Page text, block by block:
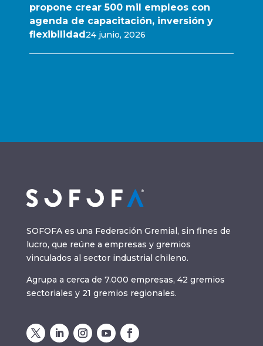
propone crear 500 mil empleos con
agenda de capacitación, inversión y
flexibilidad24 junio, 2026
SOFOFA es una Federación Gremial, sin fines de
lucro, que reúne a empresas y gremios
vinculados al sector industrial chileno.
Agrupa a cerca de 7.000 empresas, 42 gremios
sectoriales y 21 gremios regionales.